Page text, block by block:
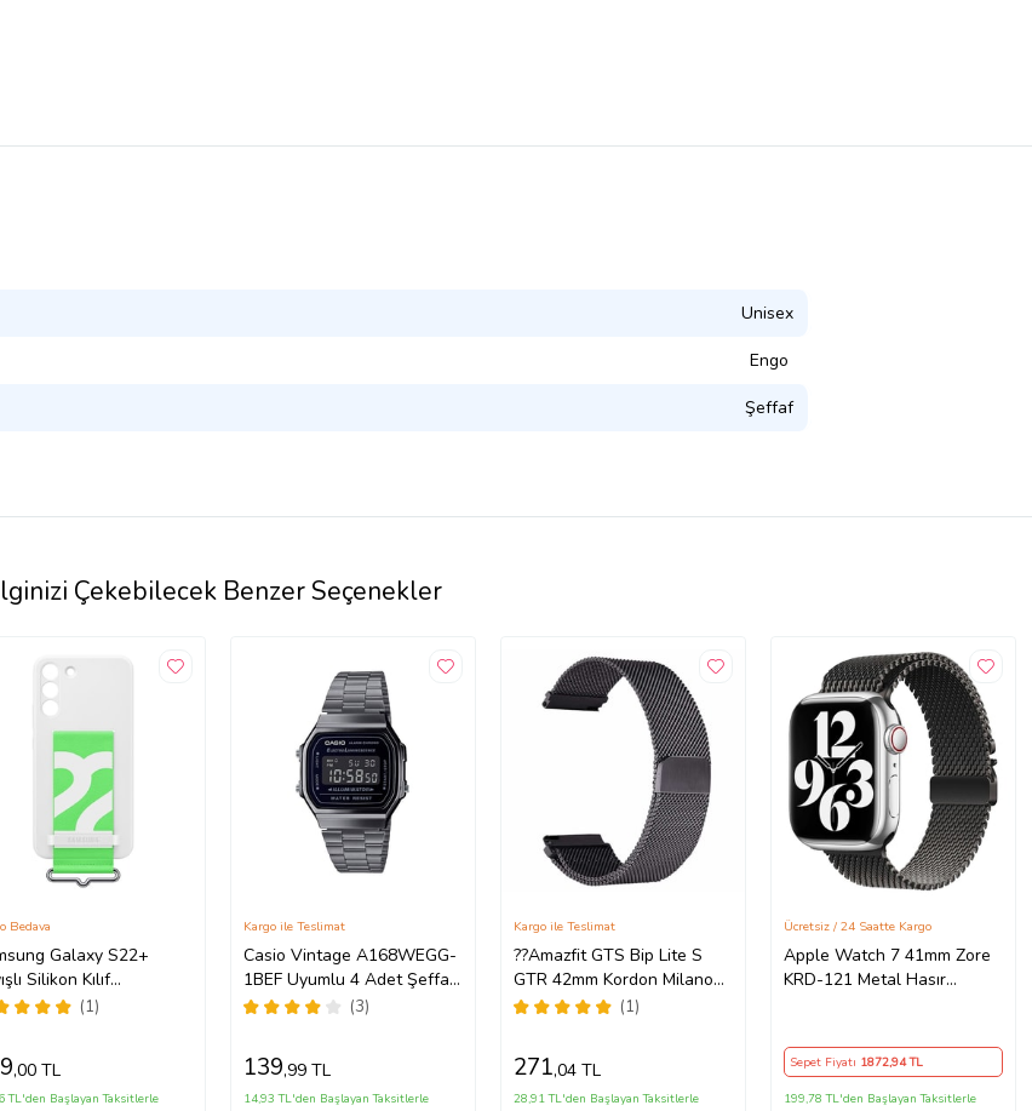
Unisex
Engo
Şeffaf
Çekebilecek Benzer Seçenekler
Galaxy S22+
Silikon Kılıf
Türkiye
(1)
Bedava
,00 TL
TL'den Başlayan Taksitlerle
Casio Vintage A168WEGG-
1BEF Uyumlu 4 Adet Şeffaf
Ekran koruyucu Nano Jelatin
(3)
Kargo ile Teslimat
139,99 TL
14,93 TL'den Başlayan Taksitlerle
??Amazfit GTS Bip Lite S
GTR 42mm Kordon Milano
Loop Kordon (Siyah)
(1)
Kargo ile Teslimat
271,04 TL
28,91 TL'den Başlayan Taksitlerle
Apple Watch 7 41mm Zore
KRD-121 Metal Hasır
Ücretsiz / 24 Saatte Kargo
Sepet Fiyatı 1872,94 TL
199,78 TL'den Başlayan Taksitlerle